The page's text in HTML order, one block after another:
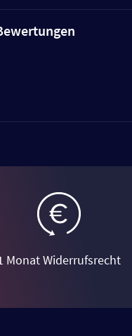
Monat Widerrufsrecht